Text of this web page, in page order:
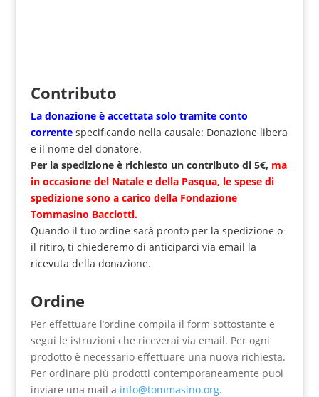
Contributo
La donazione è accettata solo tramiteconto
corrente specificando nella causale: Donazione libera
e il nome del donatore.
Per la spedizione è richiesto un contributo di 5€, ma
in occasione del Natale e della Pasqua, le spese di
spedizione sono a carico della Fondazione
Tommasino Bacciotti.
Quando il tuo ordine sarà pronto per la spedizione o
il ritiro, ti chiederemo di anticiparci via email la
ricevuta della donazione.
Ordine
Per effettuare l’ordine compila il form sottostante e
segui le istruzioni che riceverai via email. Per ogni
prodotto è necessario effettuare una nuova richiesta.
Per ordinare più prodotti contemporaneamente puoi
inviare una mail a info@tommasino.org.